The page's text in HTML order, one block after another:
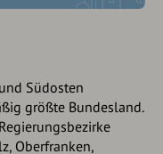
Südosten
größte Bundesland.
Oberfranken,